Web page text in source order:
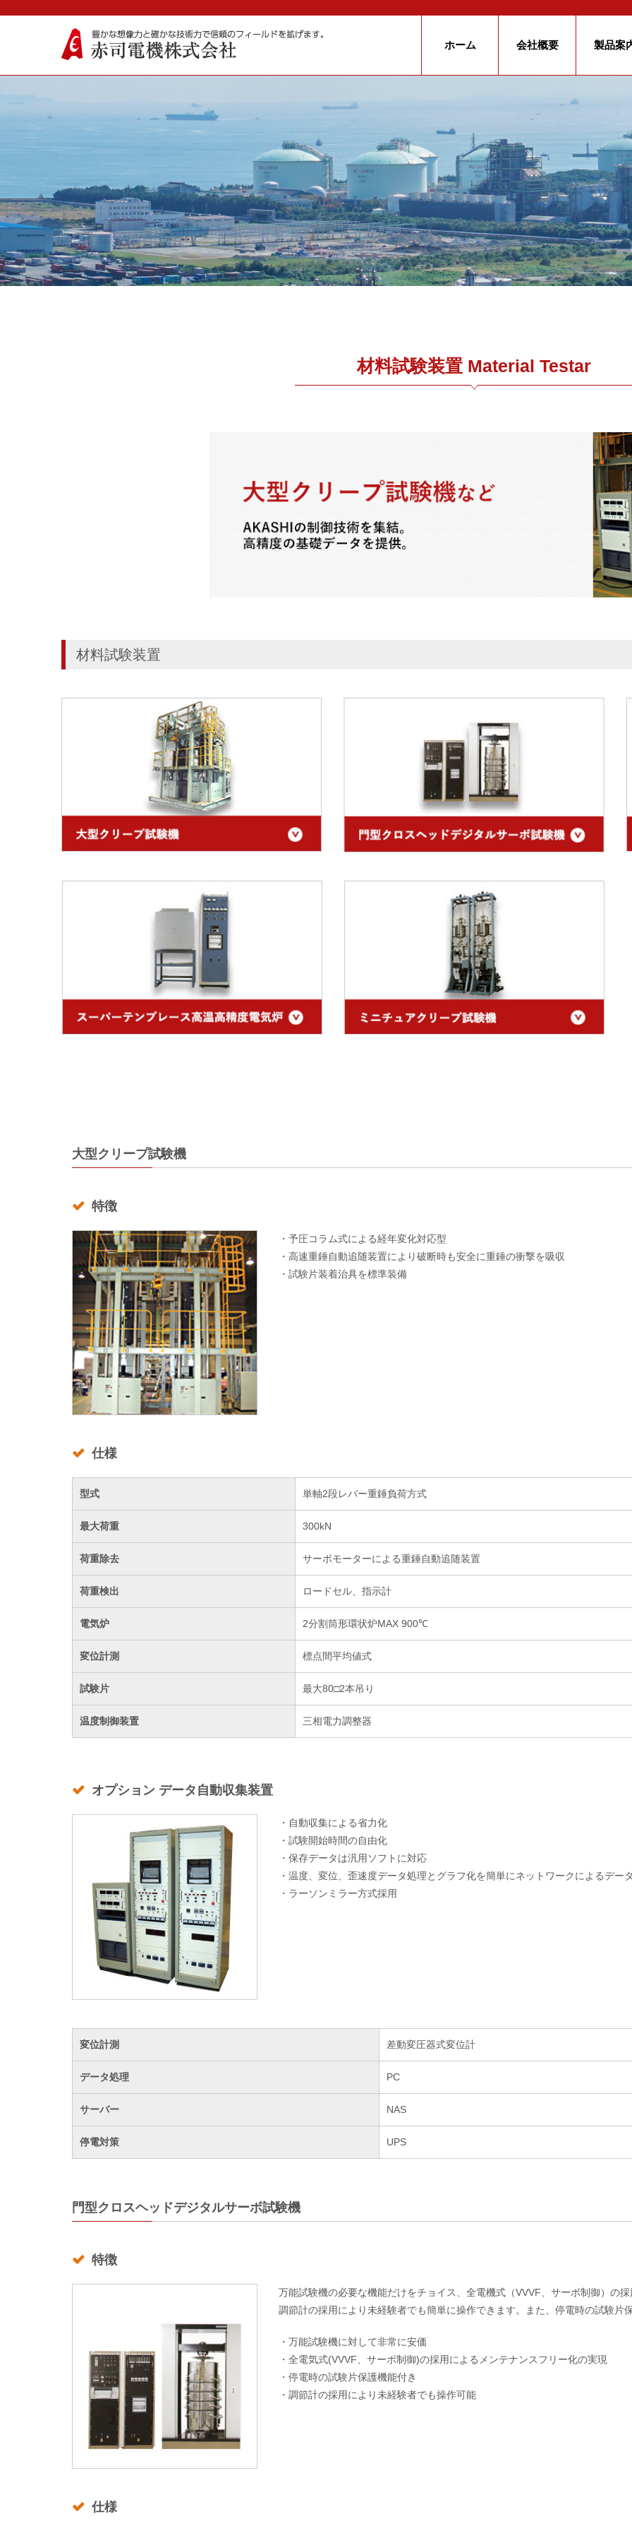
ホーム 会社概要 製品案
材料試験装置 Material Testar
材料試験装置
大型クリープ試験機
特徴
・予圧コラム式による経年変化対応型
・高速重錘自動追随装置により破断時も安全に重錘の衝撃を吸収
・試験片装着治具を標準装備
仕様
型式 単軸2段レバー重錘負荷方式
最大荷重 300kN
荷重除去 サーボモーターによる重錘自動追随装置
荷重検出 ロードセル、指示計
電気炉 2分割筒形環状炉MAX 900℃
変位計測 標点間平均値式
試験片 最大80□2本吊り
温度制御装置 三相電力調整器
オプション データ自動収集装置
・自動収集による省力化
・試験開始時間の自由化
・保存データは汎用ソフトに対応
・温度、変位、歪速度データ処理とグラフ化を簡単にネットワークによるデー
・ラーソンミラー方式採用
変位計測 差動変圧器式変位計
データ処理 PC
サーバー NAS
停電対策 UPS
門型クロスヘッドデジタルサーボ試験機
特徴
万能試験機の必要な機能だけをチョイス、全電機式（VVVF、サーボ制御）の
調節計の採用により未経験者でも簡単に操作できます。また、停電時の試験片
・万能試験機に対して非常に安価
・全電気式(VVVF、サーボ制御)の採用によるメンテナンスフリー化の実現
・停電時の試験片保護機能付き
・調節計の採用により未経験者でも操作可能
仕様